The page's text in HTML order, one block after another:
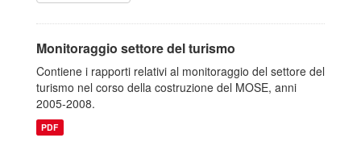
Monitoraggio settore del turismo
Contiene i rapporti relativi al monitoraggio del settore del
turismo nel corso della costruzione del MOSE, anni
2005-2008.
PDF